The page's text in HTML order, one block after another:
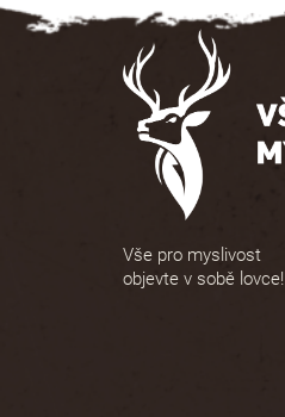
5
hvězdiček.
Vše pro myslivost
objevte v sobě lovce!